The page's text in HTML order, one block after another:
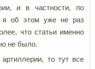
и в частности, по
я об этом уже не раз
что статьи именно
не было.
то тут все